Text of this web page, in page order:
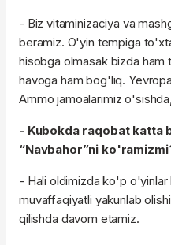
- Biz vitaminizaciya va
beramiz. O'yin tempiga
hisobga olmasak bizda
havoga ham bog'liq.
Ammo jamoalarimiz
- Kubokda raqobat katta
“Navbahor”ni
- Hali oldimizda ko'p o'yinlar
muvaffaqiyatli yakunlab
qilishda davom etamiz.